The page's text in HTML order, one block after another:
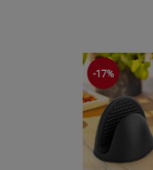
verwenden – nicht
-17%